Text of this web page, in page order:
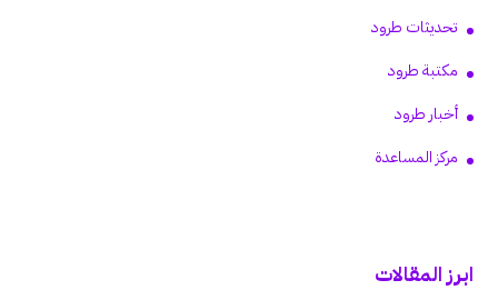
تحديثات طرود
مكتبة طرود
أخبار طرود
مركز المساعدة
ابرز المقالات